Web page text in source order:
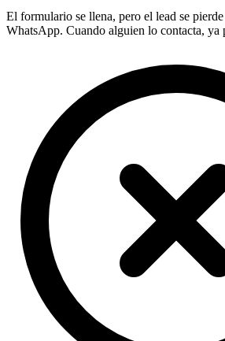
El formulario se llena, pero el lead se
WhatsApp. Cuando alguien lo contacta, ya